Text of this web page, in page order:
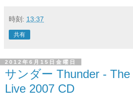
時刻: 13:37
共有
2012年6月15日金曜日
サンダー Thunder -
Live 2007 CD